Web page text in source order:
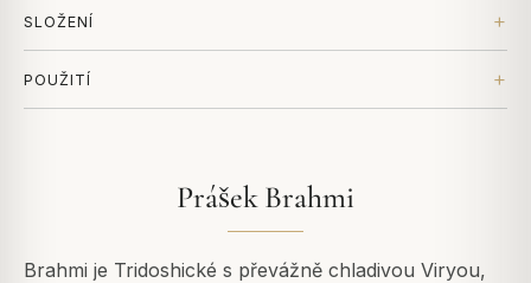
SLOŽENÍ
POUŽITÍ
Prášek Brahmi
Brahmi je Tridoshické s převážně chladivou Viryou,